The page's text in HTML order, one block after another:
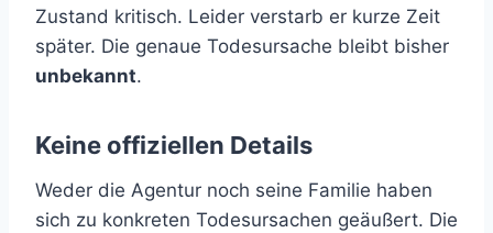
Zustand kritisch. Leider verstarb er kurze Zeit
später. Die genaue Todesursache bleibt bisher
unbekannt.
Keine offiziellen Details
Weder die Agentur noch seine Familie haben
sich zu konkreten Todesursachen geäußert. Die